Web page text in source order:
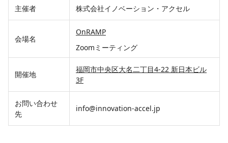
主催者 株式会社イノベーション・アクセル
会場名
OnRAMP
Zoomミーティング
開催地
福岡市中央区大名二丁目4-22 新日本ビル
3F
お問い合わせ
先
info@innovation-accel.jp